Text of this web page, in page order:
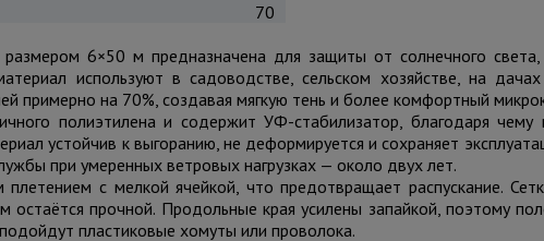
70
6×50 м предназначена для защиты от солнечного
используют в садоводстве, сельском хозяйстве, на
примерно на 70%, создавая мягкую тень и более комфортный
полиэтилена и содержит УФ-стабилизатор, благодаря
устойчив к выгоранию, не деформируется и сохраняет
при умеренных ветровых нагрузках — около двух лет.
с мелкой ячейкой, что предотвращает распускание.
остаётся прочной. Продольные края усилены запайкой, поэтому
пластиковые хомуты или проволока.